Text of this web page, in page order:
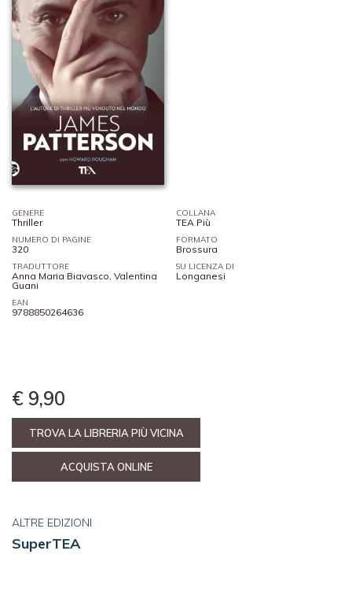
GENERE
Thriller
COLLANA
TEA Più
NUMERO DI PAGINE
320
FORMATO
Brossura
TRADUTTORE
Anna Maria Biavasco, Valentina
Guani
SU LICENZA DI
Longanesi
EAN
9788850264636
€ 9,90
TROVA LA LIBRERIA PIÙ VICINA
ACQUISTA ONLINE
ALTRE EDIZIONI
SuperTEA